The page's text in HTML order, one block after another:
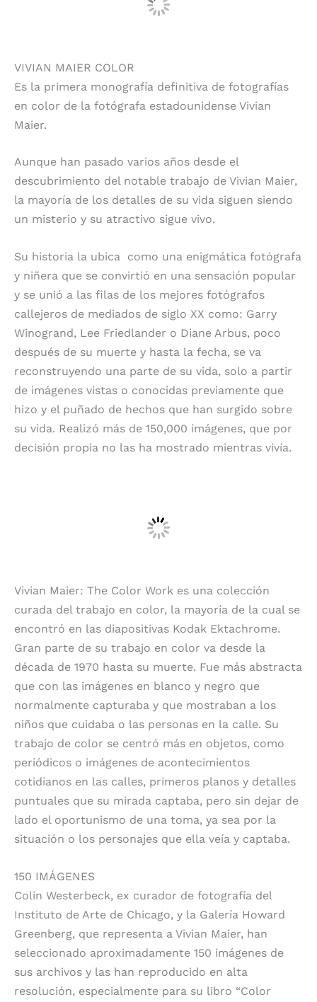
VIVIAN MAIER COLOR
Es la primera monografía definitiva de fotografías
en color de la fotógrafa estadounidense Vivian
Maier.
Aunque han pasado varios años desde el
descubrimiento del notable trabajo de Vivian Maier,
la mayoría de los detalles de su vida siguen siendo
un misterio y su atractivo sigue vivo.
Su historia la ubica como una enigmática fotógrafa
y niñera que se convirtió en una sensación popular
y se unió a las filas de los mejores fotógrafos
callejeros de mediados de siglo XX como: Garry
Winogrand, Lee Friedlander o Diane Arbus, poco
después de su muerte y hasta la fecha, se va
reconstruyendo una parte de su vida, solo a partir
de imágenes vistas o conocidas previamente que
hizo y el puñado de hechos que han surgido sobre
su vida. Realizó más de 150,000 imágenes, que por
decisión propia no las ha mostrado mientras vivía.
Vivian Maier: The Color Work es una colección
curada del trabajo en color, la mayoría de la cual se
encontró en las diapositivas Kodak Ektachrome.
Gran parte de su trabajo en color va desde la
década de 1970 hasta su muerte. Fue más abstracta
que con las imágenes en blanco y negro que
normalmente capturaba y que mostraban a los
niños que cuidaba o las personas en la calle. Su
trabajo de color se centró más en objetos, como
periódicos o imágenes de acontecimientos
cotidianos en las calles, primeros planos y detalles
puntuales que su mirada captaba, pero sin dejar de
lado el oportunismo de una toma, ya sea por la
situación o los personajes que ella veía y captaba.
150 IMÁGENES
Colin Westerbeck, ex curador de fotografía del
Instituto de Arte de Chicago, y la Galería Howard
Greenberg, que representa a Vivian Maier, han
seleccionado aproximadamente 150 imágenes de
sus archivos y las han reproducido en alta
resolución, especialmente para su libro “Color